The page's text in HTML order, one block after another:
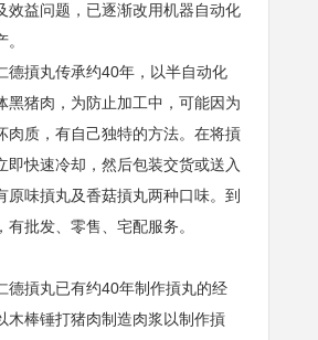
效益问题，已逐渐改用机器自动化
德摃丸传承约40年，以半自动化
黑猪肉，为防止加工中，可能因为
肉质，有自己独特的方法。在将摃
即快速冷却，然后包装交货或送入
原味摃丸及香菇摃丸两种口味。到
有批发、零售、宅配服务。
德摃丸已有约40年制作摃丸的经
木棒锤打猪肉制造肉浆以制作摃